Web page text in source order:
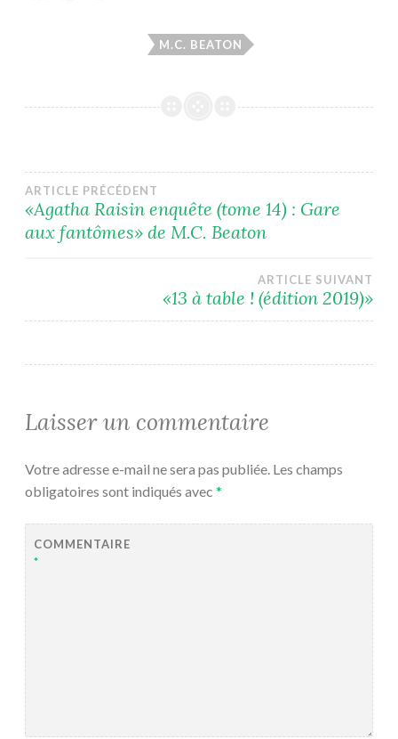
M.C. BEATON
Navigation
de
ARTICLE PRÉCÉDENT
«Agatha Raisin enquête (tome 14) : Gare
aux fantômes» de M.C. Beaton
ARTICLE SUIVANT
«13 à table ! (édition 2019)»
Laisser un commentaire
Votre adresse e-mail ne sera pas publiée. Les champs
obligatoires sont indiqués avec *
COMMENTAIRE
*